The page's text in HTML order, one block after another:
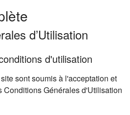
d’Utilisation
d'utilisation
sont soumis à l'acceptation et
Conditions Générales d'Utilisation